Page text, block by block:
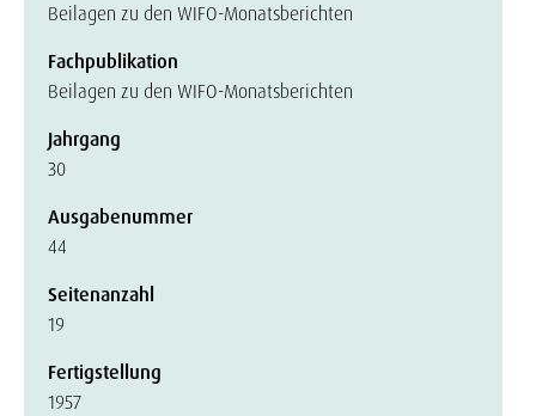
Beilagen zu den WIFO-Monatsberichten
Fachpublikation
Beilagen zu den WIFO-Monatsberichten
Jahrgang
30
Ausgabenummer
44
Seitenanzahl
19
Fertigstellung
1957